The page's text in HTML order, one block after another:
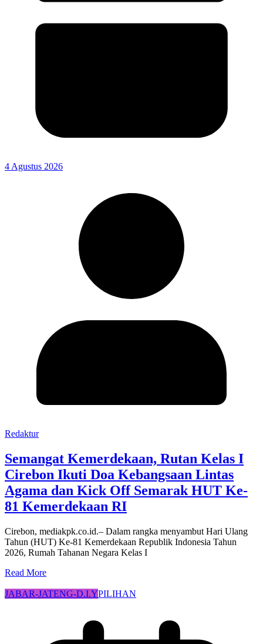
4 Agustus 2026
Redaktur
Semangat Kemerdekaan, Rutan Kelas I
Cirebon Ikuti Doa Kebangsaan Lintas
Agama dan Kick Off Semarak HUT Ke-
81 Kemerdekaan RI
Cirebon, mediakpk.co.id.– Dalam rangka menyambut Hari Ulang
Tahun (HUT) Ke-81 Kemerdekaan Republik Indonesia Tahun
2026, Rumah Tahanan Negara Kelas I
Read More
JABAR-JATENG-D.I.YPILIHAN